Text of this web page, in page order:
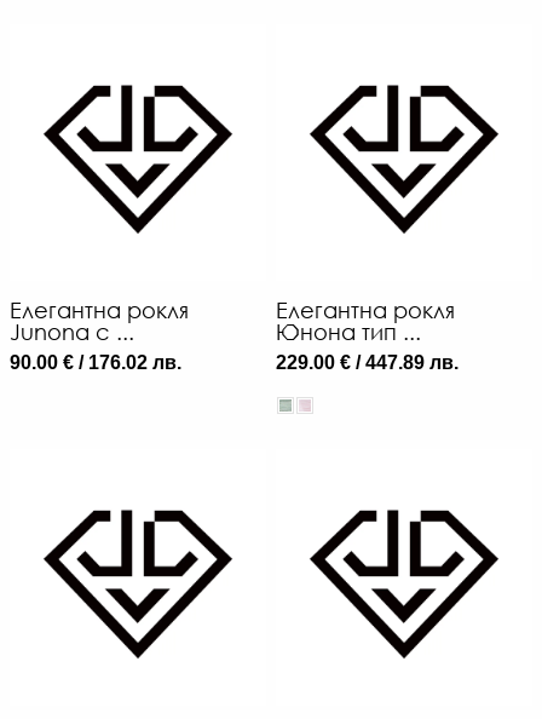
Елегантна рокля
Junona с ...
90.00 € / 176.02 лв.
Елегантна рокля
Юнона тип ...
229.00 € / 447.89 лв.